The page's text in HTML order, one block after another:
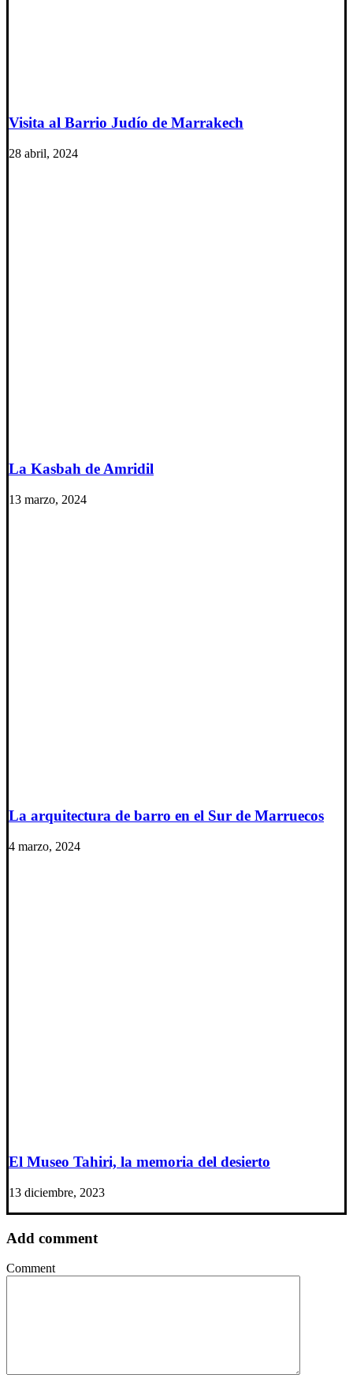
Visita al Barrio Judío de Marrakech
28 abril, 2024
La Kasbah de Amridil
13 marzo, 2024
La arquitectura de barro en el Sur de Marruecos
4 marzo, 2024
El Museo Tahiri, la memoria del desierto
13 diciembre, 2023
Add comment
Comment